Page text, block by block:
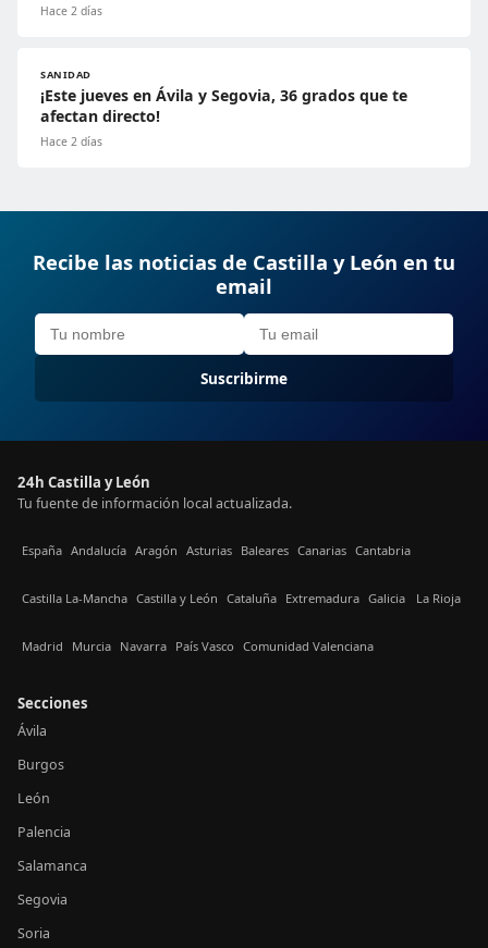
Hace 2 días
SANIDAD
¡Este jueves en Ávila y Segovia, 36 grados que te
afectan directo!
Hace 2 días
Recibe las noticias de Castilla y León en tu
email
Suscribirme
24h Castilla y León
Tu fuente de información local actualizada.
España Andalucía Aragón Asturias Baleares Canarias Cantabria
Castilla La-Mancha Castilla y León Cataluña Extremadura Galicia La Rioja
Madrid Murcia Navarra País Vasco Comunidad Valenciana
Secciones
Ávila
Burgos
León
Palencia
Salamanca
Segovia
Soria